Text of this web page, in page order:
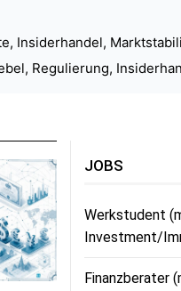
Insiderhandel,
Regulierung,
JOBS
Werkstudent
Investment/
Finanzberater